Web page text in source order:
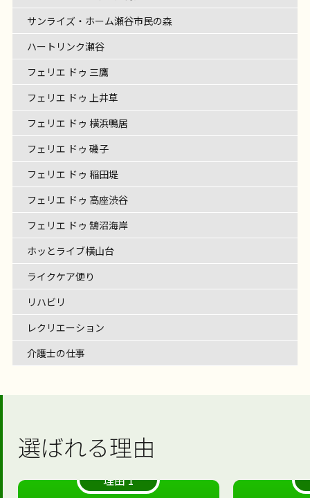
サンライズ・ホーム瀬谷市民の森
ハートリンク瀬谷
フェリエ ドゥ 三鷹
フェリエ ドゥ 上井草
フェリエ ドゥ 横浜鴨居
フェリエ ドゥ 磯子
フェリエ ドゥ 稲田堤
フェリエ ドゥ 高座渋谷
フェリエ ドゥ 鵠沼海岸
ホッとライブ横山台
ライクケア便り
リハビリ
レクリエーション
介護士の仕事
選ばれる理由
理由 1